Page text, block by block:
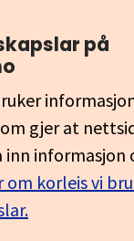
på
gjer at
inn informasjon
om korleis vi